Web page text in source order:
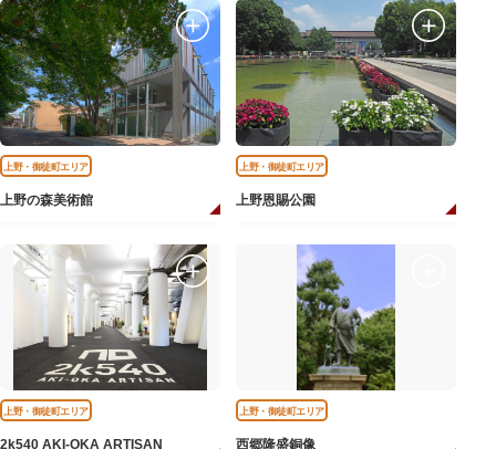
上野・御徒町エリア
上野の森美術館
上野・御徒町エリア
上野恩賜公園
上野・御徒町エリア
2k540 AKI-OKA ARTISAN
上野・御徒町エリア
西郷隆盛銅像